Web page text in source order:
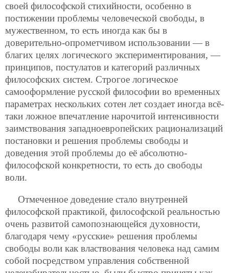
своей философской стихийности, особенно в
постижении проблемы человеческой свободы, в
мужественном, то есть иногда как бы в
доверительно-опрометчивом использовании — в
благих целях логического экспериментирования, —
принципов, постулатов и категорий различных
философских систем. Строгое логическое
самооформление русской философии во временных
параметрах нескольких сотен лет создает иногда всё-
таки ложное впечатление нарочитой интенсивности
заимствования западноевропейских рационализаций
постановки и решения проблемы свободы и
доведения этой проблемы до её абсолютно-
философской конкретности, то есть до свободы
воли.
Отмеченное доведение стало внутренней
философской практикой, философской реальностью
очень развитой самопознающейся духовности,
благодаря чему «русские» решения проблемы
свободы воли как властвования человека над самим
собой посредством управления собственной